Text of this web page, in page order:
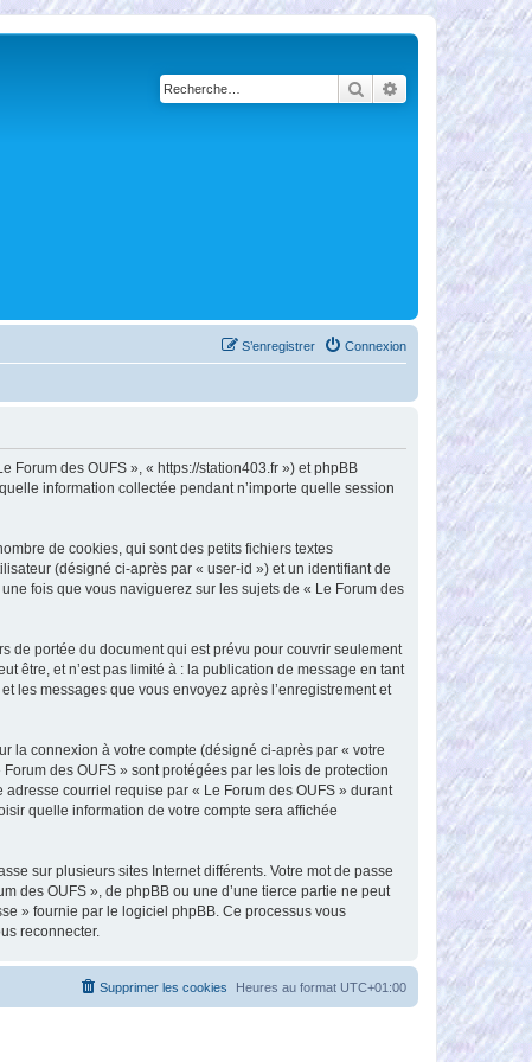
RechercherRecherche
Connexion
S’enregistrer
Forum des OUFS », « https://station403.fr ») et phpBB
information collectée pendant n’importe quelle session
de cookies, qui sont des petits fichiers textes
(désigné ci-après par « user-id ») et un identifiant de
fois que vous naviguerez sur les sujets de « Le Forum des
de portée du document qui est prévu pour couvrir seulement
être, et n’est pas limité à : la publication de message en tant
les messages que vous envoyez après l’enregistrement et
la connexion à votre compte (désigné ci-après par « votre
des OUFS » sont protégées par les lois de protection
courriel requise par « Le Forum des OUFS » durant
quelle information de votre compte sera affichée
sur plusieurs sites Internet différents. Votre mot de passe
des OUFS », de phpBB ou une d’une tierce partie ne peut
» fournie par le logiciel phpBB. Ce processus vous
reconnecter.
Heures au format UTC+01:00
Supprimer les cookies